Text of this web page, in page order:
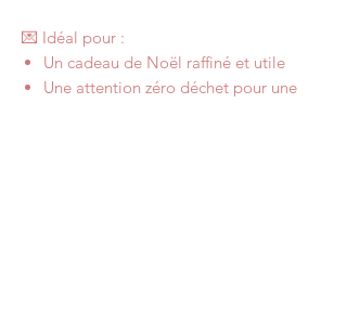
💌 Idéal pour :
Un cadeau de Noël raffiné et utile
Une attention zéro déchet pour une